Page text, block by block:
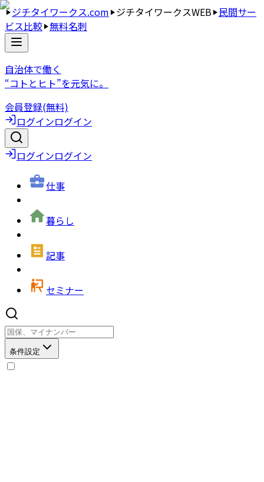
ジチタイワークス.com ジチタイワークスWEB 民間サー
ビス比較 無料名刺
自治体で働く
“コトとヒト”を元気に。
会員登録(無料)
ログインログイン
ログインログイン
仕事
暮らし
記事
セミナー
条件設定